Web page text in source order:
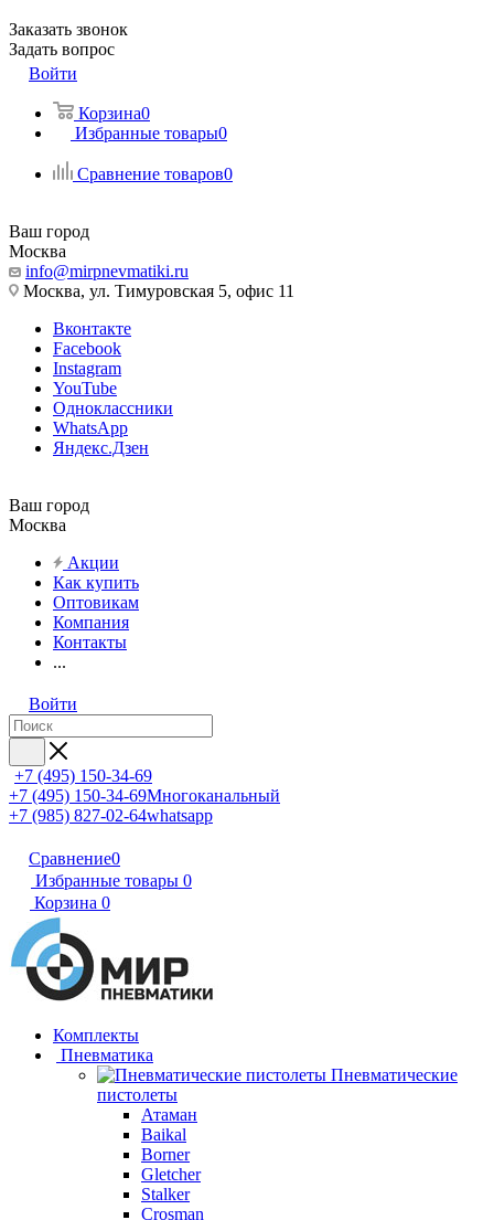
Заказать звонок
Задать вопрос
Войти
Корзина0
Избранные товары0
Сравнение товаров0
Ваш город
Москва
info@mirpnevmatiki.ru
Москва, ул. Тимуровская 5, офис 11
Вконтакте
Facebook
Instagram
YouTube
Одноклассники
WhatsApp
Яндекс.Дзен
Ваш город
Москва
Акции
Как купить
Оптовикам
Компания
Контакты
...
Войти
+7 (495) 150-34-69
+7 (495) 150-34-69Многоканальный
+7 (985) 827-02-64whatsapp
Сравнение0
Избранные товары 0
Корзина 0
Комплекты
Пневматика
Пневматические
пистолеты
Атаман
Baikal
Borner
Gletcher
Stalker
Crosman